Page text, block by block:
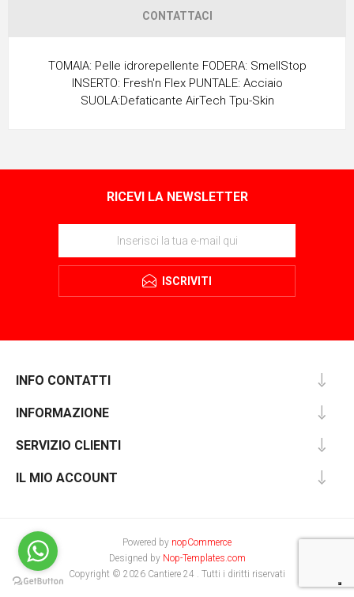
CONTATTACI
TOMAIA: Pelle idrorepellente FODERA: SmellStop
INSERTO: Fresh'n Flex PUNTALE: Acciaio
SUOLA:Defaticante AirTech Tpu-Skin
RICEVI LA NEWSLETTER
ISCRIVITI
INFO CONTATTI
INFORMAZIONE
SERVIZIO CLIENTI
IL MIO ACCOUNT
Powered by nopCommerce
Designed by Nop-Templates.com
Copyright © 2026 Cantiere 24 . Tutti i diritti riservati